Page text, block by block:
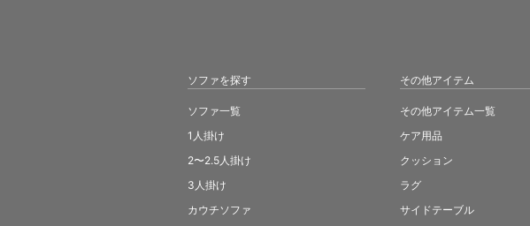
ソファを探す
ソファ一覧
1人掛け
2〜2.5人掛け
3人掛け
カウチソファ
その他アイテム
その他アイテム一覧
ケア用品
クッション
ラグ
サイドテーブル